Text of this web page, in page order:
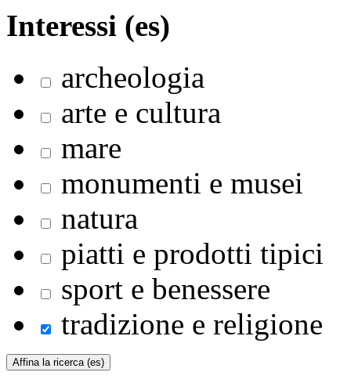
Interessi (es)
archeologia
arte e cultura
mare
monumenti e musei
natura
piatti e prodotti tipici
sport e benessere
tradizione e religione